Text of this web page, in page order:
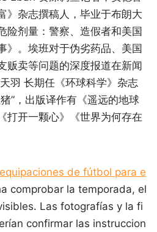
》杂志撰稿人，毕业于布朗大
险剂量：警察、造假者和美国
》。埃班对于伪劣药品、美国
贩卖等问题的深度报道在新闻
羽 长期任《环球科学》杂志
”，出版译作有《遥远的地球
打开一颗心》《世界为何存在
equipaciones de fútbol para e
comprobar la temporada, el
Las fotografías y la fi
confirmar las instruccion